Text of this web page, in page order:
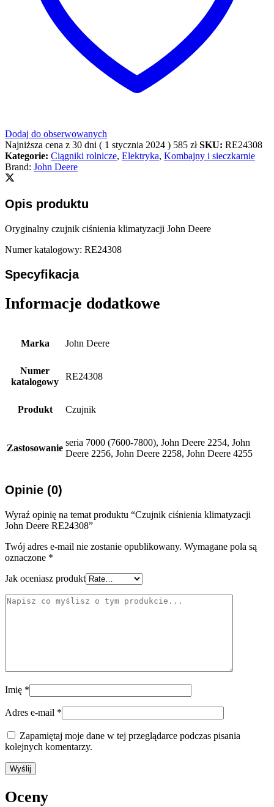
Dodaj do obserwowanych
Najniższa cena z 30 dni ( 1 stycznia 2024 ) 585 zł SKU: RE24308
Kategorie: Ciągniki rolnicze, Elektryka, Kombajny i sieczkarnie
Brand: John Deere
Opis produktu
Oryginalny czujnik ciśnienia klimatyzacji John Deere
Numer katalogowy: RE24308
Specyfikacja
Informacje dodatkowe
Marka John Deere
Numer
katalogowy
RE24308
Produkt Czujnik
Zastosowanie
seria 7000 (7600-7800), John Deere 2254, John
Deere 2256, John Deere 2258, John Deere 4255
Opinie (0)
Wyraź opinię na temat produktu “Czujnik ciśnienia klimatyzacji
John Deere RE24308”
Twój adres e-mail nie zostanie opublikowany. Wymagane pola są
oznaczone *
Jak oceniasz produkt
Imię *
Adres e-mail *
Zapamiętaj moje dane w tej przeglądarce podczas pisania
kolejnych komentarzy.
Oceny